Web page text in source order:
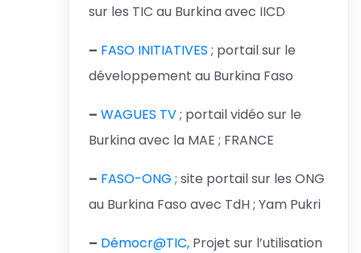
sur les TIC au Burkina avec IICD
– FASO INITIATIVES ; portail sur le
développement au Burkina Faso
– WAGUES TV; portail vidéo sur le
Burkina avec la MAE ; FRANCE
– FASO-ONG ; site portail sur les ONG
au Burkina Faso avec TdH ; Yam Pukri
– Démocr@TIC,Projet sur l’utilisation